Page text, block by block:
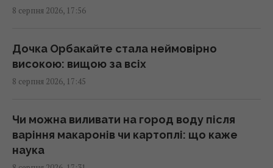
Гороскоп на 9 серпня: Овнам –
17:00 субота, 08 серпня 2026
Смачний печений перець на зиму: секрет
16:55 субота, 08 серпня 2026
До 2030 року в Україні стане на третину
8 серпня 2026, 17:56
Дочка Орбакайте стала неймовірно
високою: вищою за всіх
8 серпня 2026, 17:45
Чи можна виливати на город воду після
варіння макаронів чи картоплі: що каже
наука